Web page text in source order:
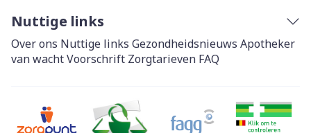
Nuttige links
Over ons Nuttige links Gezondheidsnieuws Apotheker
van wachtVoorschrift Zorgtarieven FAQ